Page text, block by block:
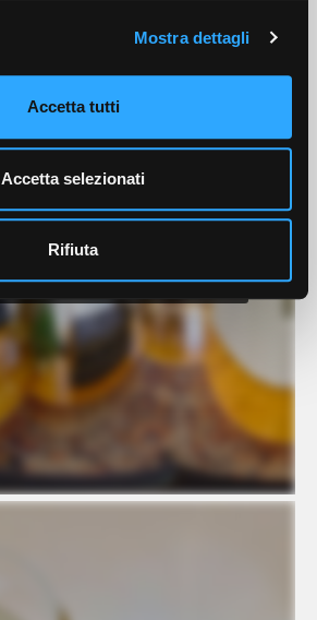
Mostra dettagli
Accetta tutti
Accetta selezionati
Rifiuta